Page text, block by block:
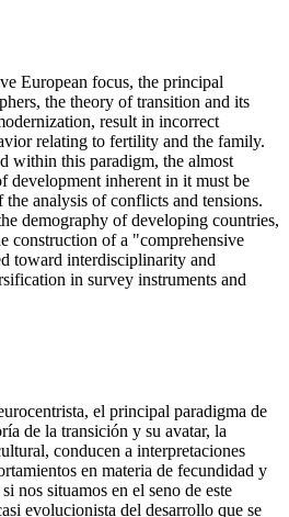
European focus, the principal
the theory of transition and its
result in incorrect
relating to fertility and the family.
within this paradigm, the almost
development inherent in it must be
analysis of conflicts and tensions.
demography of developing countries,
construction of a "comprehensive
toward interdisciplinarity and
in survey instruments and
el principal paradigma de
de la transición y su avatar, la
conducen a interpretaciones
en materia de fecundidad y
nos situamos en el seno de este
evolucionista del desarrollo que se